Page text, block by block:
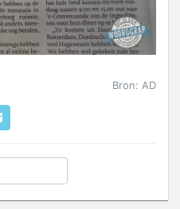
Bron: AD